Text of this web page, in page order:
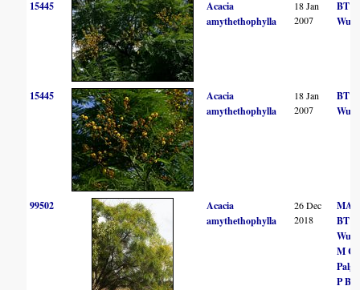
15445
Acacia
amythethophylla
18 Jan
2007
BT
15445
Acacia
amythethophylla
18 Jan
2007
BT
99502
Acacia
amythethophylla
26 Dec
2018
MA
BT
M
P